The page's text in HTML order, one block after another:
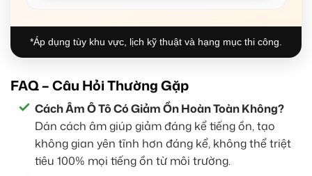
*Áp dụng tùy khu vực, lịch kỹ thuật và hạng mục thi công.
FAQ – Câu Hỏi Thường Gặp
Cách Âm Ô Tô Có Giảm Ồn Hoàn Toàn Không?
Dán cách âm giúp giảm đáng kể tiếng ồn, tạo
không gian yên tĩnh hơn đáng kể, không thể triệt
tiêu 100% mọi tiếng ồn từ môi trường.